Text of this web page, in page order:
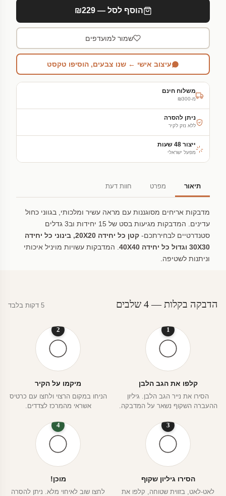
הוסף לסל — ₪229
שמור למועדפים
עיצוב אישי ← שנו צבעים, הוסיפו טקסט
משלוח חינם
מ-₪300
ניתן להסרה
ללא נזק לקיר
ייצור 48 שעות
מפעל ישראלי
תיאור מפרט חוות דעת
מדבקות אריחים מסוגננות עם מראה עשיר ומלכותי, בגווני כחול
עדינים. המדבקות מגיעות בסט של 15 יחידות וב3 גדלים
סטנדרטיים לבחירתכם-
קטן כל יחידה 20X20, בינוני כל יחידה
30X30 וגדול כל יחידה 40X40
. המדבקות עשויות מויניל איכותי
וניתנות לשטיפה.
הדבקה בקלות — 4 שלבים 5 דקות בלבד
1
קלפו את הגב הלבן
הסירו את נייר הגב הלבן. גיליון
ההעברה השקוף נשאר על המדבקה.
2
מיקמו על הקיר
הניחו במקום הרצוי ולחצו עם כרטיס
אשראי מהמרכז לצדדים.
3
הסירו גיליון שקוף
לאט-לאט, בזווית שטוחה, קלפו את
4
מוכן!
לחצו שוב לאיחוי מלא. ניתן להסרה